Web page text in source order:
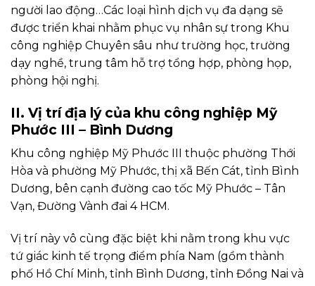
người lao động…Các loại hình dịch vụ đa dạng sẽ
được triển khai nhằm phục vụ nhân sự trong Khu
công nghiệp Chuyên sâu như trường học, trường
dạy nghề, trung tâm hỗ trợ tổng hợp, phòng họp,
phòng hội nghị.
II. Vị trí địa lý của khu công nghiệp Mỹ
Phước III – Bình Dương
Khu công nghiệp Mỹ Phước III thuộc phường Thới
Hòa và phường Mỹ Phước, thị xã Bến Cát, tỉnh Bình
Dương, bên cạnh đường cao tốc Mỹ Phước – Tân
Vạn, Đường Vành đai 4 HCM.
Vị trí này vô cùng đặc biệt khi nằm trong khu vực
tứ giác kinh tế trọng điểm phía Nam (gồm thành
phố Hồ Chí Minh, tỉnh Bình Dương, tỉnh Đồng Nai và